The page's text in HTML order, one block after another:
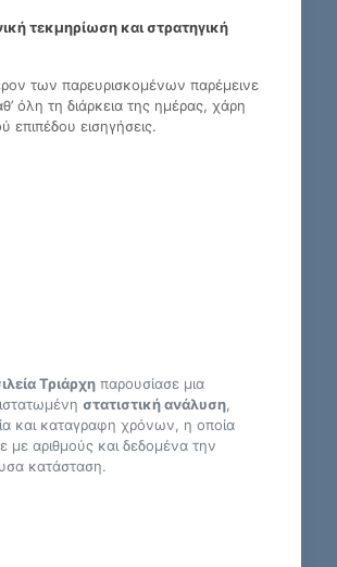
τεκμηρίωση και στρατηγική
των παρευρισκομένων παρέμεινε
όλη τη διάρκεια της ημέρας, χάρη
επιπέδου εισηγήσεις.
Τριάρχηπαρουσίασε μια
στατιστική ανάλυση,
και καταγραφη χρόνων, η οποία
με αριθμούς και δεδομένα την
κατάσταση.